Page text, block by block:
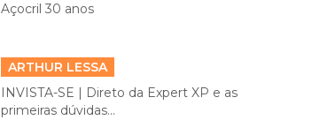
Açocril 30 anos
ARTHUR LESSA
INVISTA-SE | Direto da Expert XP e as
primeiras dúvidas...